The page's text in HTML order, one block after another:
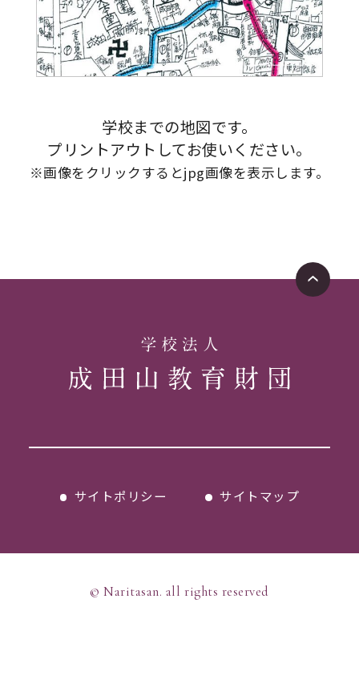
学校までの地図です。
プリントアウトしてお使いください。
※画像をクリックするとjpg画像を表示します。
サイトポリシー サイトマップ
© Naritasan. all rights reserved